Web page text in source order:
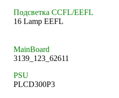
Подсветка CCFL/EEFL
16 Lamp EEFL
MainBoard
3139_123_62611
PSU
PLCD300P3